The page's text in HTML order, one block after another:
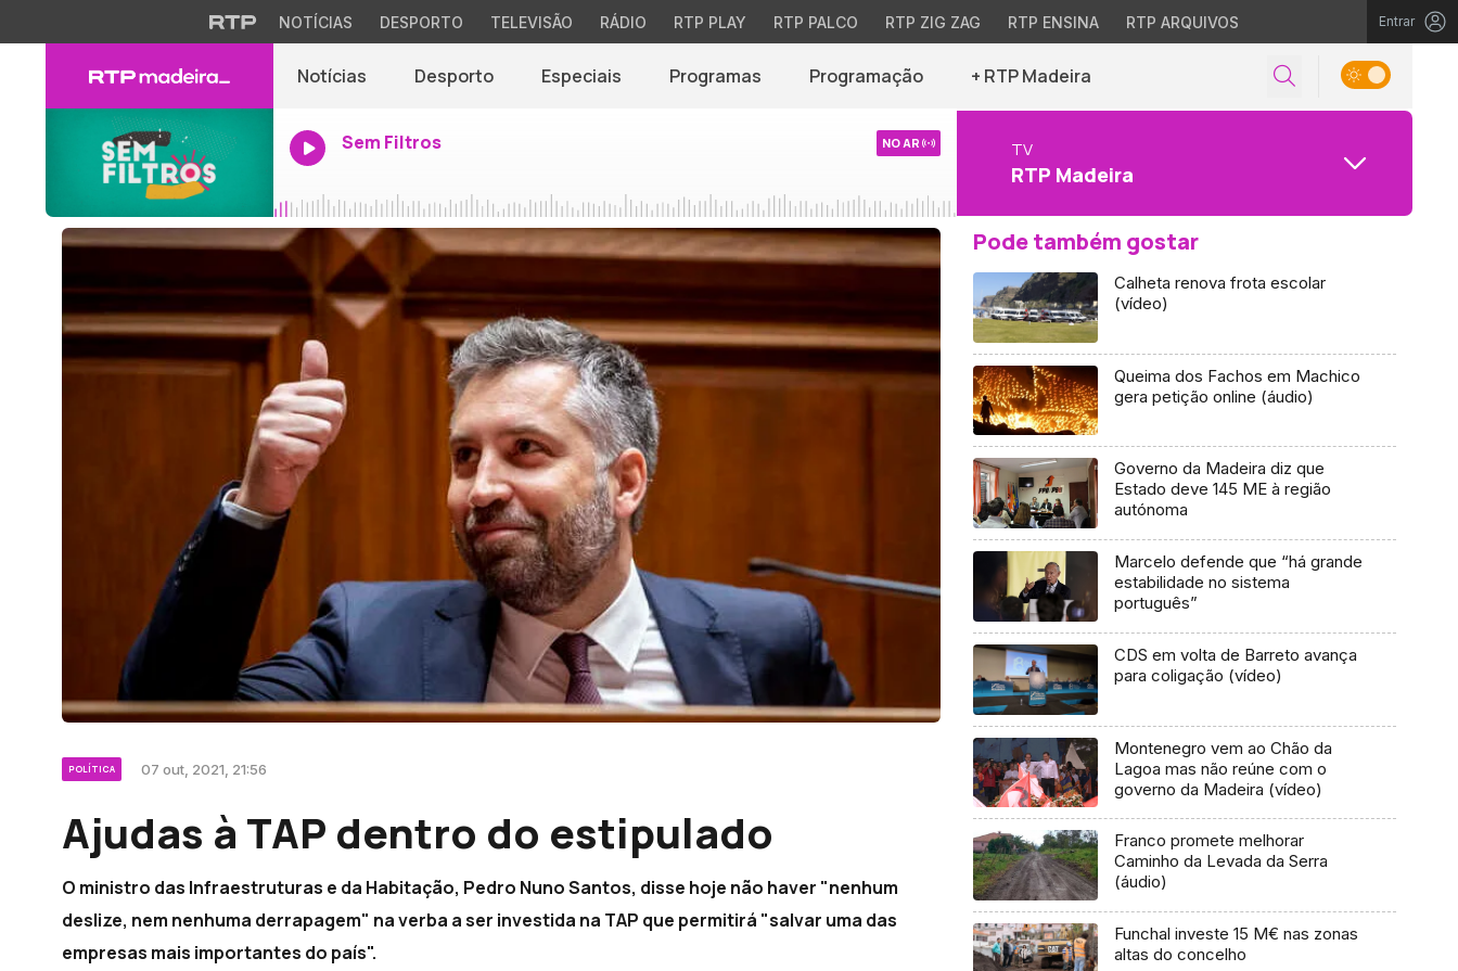
NOTÍCIAS DESPORTO TELEVISÃO RÁDIO RTP PLAY RTP PALCO RTP ZIG ZAG RTP ENSINA RTP ARQUIVOS Entrar
Notícias Desporto Especiais Programas Programação + RTP Madeira
Sem Filtros NO AR TV
RTP Madeira
POLÍTICA 07 out, 2021, 21:56
Ajudas à TAP dentro do estipulado
O ministro das Infraestruturas e da Habitação, Pedro Nuno Santos, disse hoje não haver "nenhum
deslize, nem nenhuma derrapagem" na verba a ser investida na TAP que permitirá "salvar uma das
empresas mais importantes do país".
Pode também gostar
Calheta renova frota escolar
(vídeo)
Queima dos Fachos em Machico
gera petição online (áudio)
Governo da Madeira diz que
Estado deve 145 ME à região
autónoma
Marcelo defende que “há grande
estabilidade no sistema
português”
CDS em volta de Barreto avança
para coligação (vídeo)
Montenegro vem ao Chão da
Lagoa mas não reúne com o
governo da Madeira (vídeo)
Franco promete melhorar
Caminho da Levada da Serra
(áudio)
Funchal investe 15 M€ nas zonas
altas do concelho